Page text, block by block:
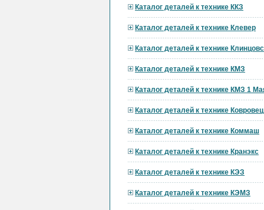
Каталог деталей к технике ККЗ
Каталог деталей к технике Клевер
Каталог деталей к технике
Каталог деталей к технике КМЗ
Каталог деталей к технике КМЗ 1
Каталог деталей к технике Ковровец
Каталог деталей к технике Коммаш
Каталог деталей к технике Кранэкс
Каталог деталей к технике КЭЗ
Каталог деталей к технике КЭМЗ